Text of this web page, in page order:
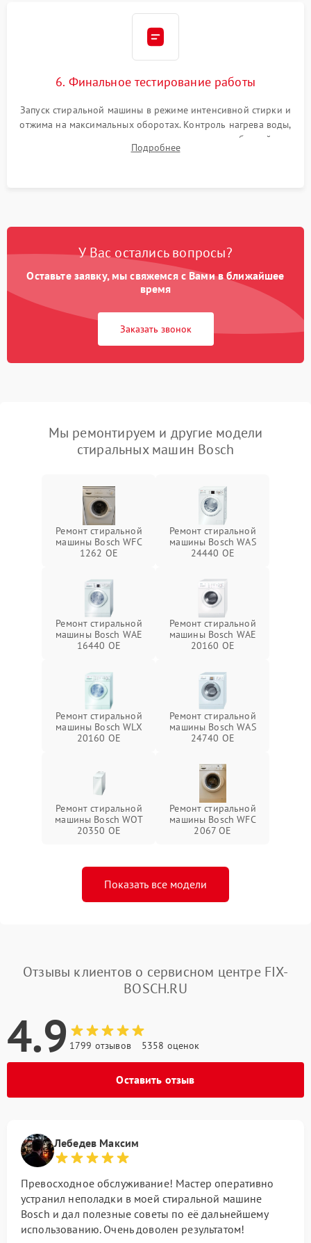
6. Финальное тестирование работы
Запуск стиральной машины в режиме интенсивной стирки и
отжима на максимальных оборотах. Контроль нагрева воды,
корректности слива, отсутствия излишних вибраций,
посторонних стуков и протечек под корпусом.
Подробнее
У Вас остались вопросы?
Оставьте заявку, мы свяжемся с Вами в ближайшее
время
Заказать звонок
Мы ремонтируем и другие модели
стиральных машин Bosch
Ремонт стиральной
машины Bosch WFC
1262 OE
Ремонт стиральной
машины Bosch WAS
24440 OE
Ремонт стиральной
машины Bosch WAE
16440 OE
Ремонт стиральной
машины Bosch WAE
20160 OE
Ремонт стиральной
машины Bosch WLX
20160 OE
Ремонт стиральной
машины Bosch WAS
24740 OE
Ремонт стиральной
машины Bosch WOT
20350 OE
Ремонт стиральной
машины Bosch WFC
2067 OE
Показать все модели
Отзывы клиентов о сервисном центре FIX-
BOSCH.RU
4.9 1799 отзывов 5358 оценок
Оставить отзыв
Лебедев Максим
Превосходное обслуживание! Мастер оперативно
устранил неполадки в моей стиральной машине
Bosch и дал полезные советы по её дальнейшему
использованию. Очень доволен результатом!